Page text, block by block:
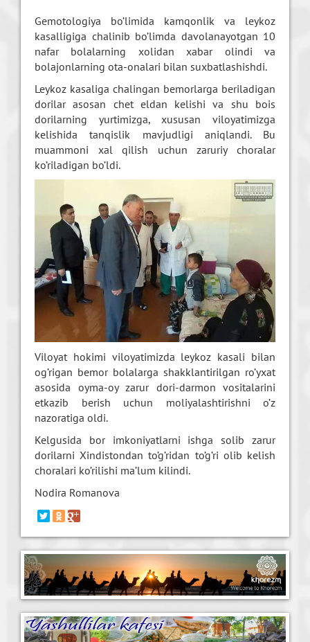
Gemotologiya bo’limida kamqonlik va leykoz
kasalligiga chalinib bo’limda davolanayotgan 10
nafar bolalarning xolidan xabar olindi va
bolajonlarning ota-onalari bilan suxbatlashishdi.
Leykoz kasaliga chalingan bemorlarga beriladigan
dorilar asosan chet eldan kelishi va shu bois
dorilarning yurtimizga, xususan viloyatimizga
kelishida tanqislik mavjudligi aniqlandi. Bu
muammoni xal qilish uchun zaruriy choralar
ko’riladigan bo’ldi.
Viloyat hokimi viloyatimizda leykoz kasali bilan
og’rigan bemor bolalarga shakklantirilgan ro’yxat
asosida oyma-oy zarur dori-darmon vositalarini
etkazib berish uchun moliyalashtirishni o’z
nazoratiga oldi.
Kelgusida bor imkoniyatlarni ishga solib zarur
dorilarni Xindistondan to’g’ridan to’g’ri olib kelish
choralari ko’rilishi ma’lum kilindi.
Nodira Romanova